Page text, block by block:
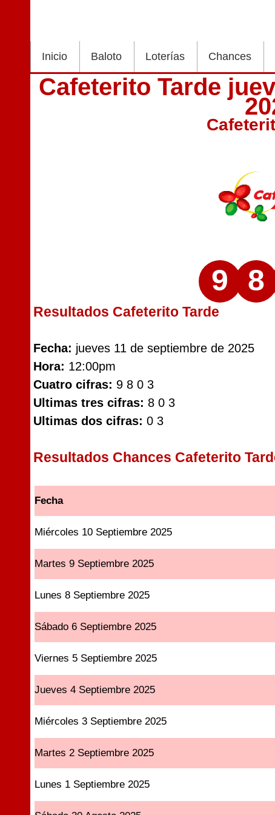
Inicio Baloto Loterías Chances
Cafeterito Tarde
9 8
Resultados Cafeterito Tarde
Fecha: jueves 11 de septiembre de 2025
Hora: 12:00pm
Cuatro cifras: 9 8 0 3
Ultimas tres cifras: 8 0 3
Ultimas dos cifras: 0 3
Resultados Chances Cafeterito
Fecha
Miércoles 10 Septiembre 2025
Martes 9 Septiembre 2025
Lunes 8 Septiembre 2025
Sábado 6 Septiembre 2025
Viernes 5 Septiembre 2025
Jueves 4 Septiembre 2025
Miércoles 3 Septiembre 2025
Martes 2 Septiembre 2025
Lunes 1 Septiembre 2025